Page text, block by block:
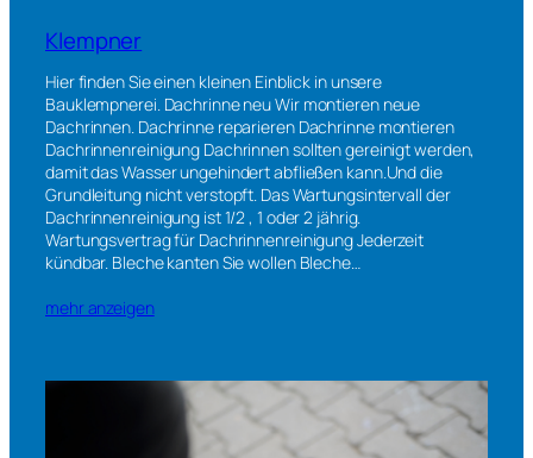
Klempner
Hier finden Sie einen kleinen Einblick in unsere
Bauklempnerei. Dachrinne neu Wir montieren neue
Dachrinnen. Dachrinne reparieren Dachrinne montieren
Dachrinnenreinigung Dachrinnen sollten gereinigt werden,
damit das Wasser ungehindert abfließen kann.Und die
Grundleitung nicht verstopft. Das Wartungsintervall der
Dachrinnenreinigung ist 1/2 , 1 oder 2 jährig.
Wartungsvertrag für Dachrinnenreinigung Jederzeit
kündbar. Bleche kanten Sie wollen Bleche…
mehr anzeigen